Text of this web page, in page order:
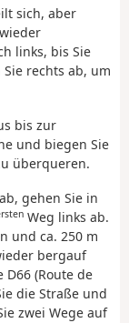
sich, aber
links, bis Sie
rechts ab, um
bis zur
und biegen Sie
überqueren.
gehen Sie in
Weg links ab.
und ca. 250 m
bergauf
(Route de
die Straße und
zwei Wege auf